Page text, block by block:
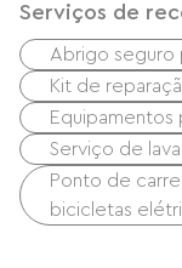
Serviços de
Abrigo seguro
Kit de
Equipamentos
Serviço de
Ponto de
bicicletas